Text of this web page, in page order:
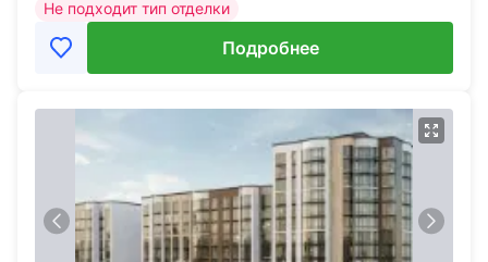
Не подходит тип отделки
Подробнее